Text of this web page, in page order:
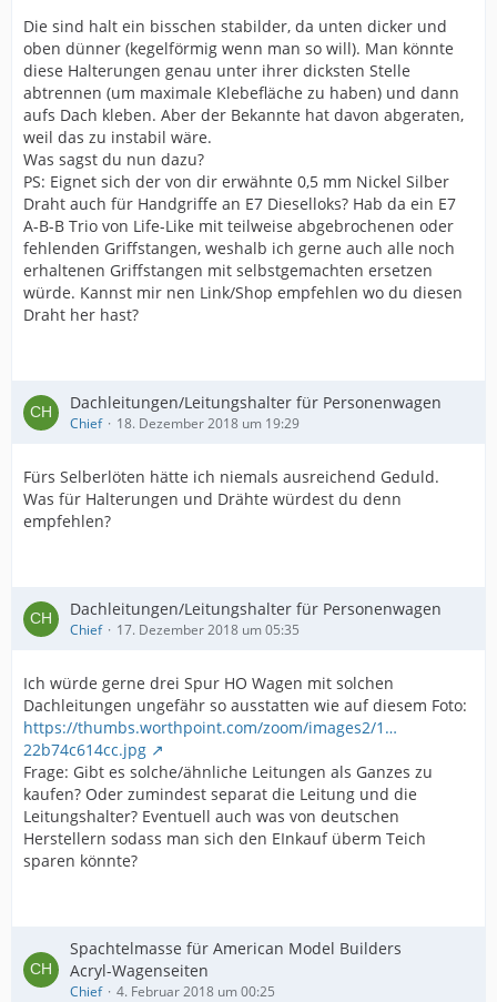
Die sind halt ein bisschen stabilder, da unten dicker und
oben dünner (kegelförmig wenn man so will). Man könnte
diese Halterungen genau unter ihrer dicksten Stelle
abtrennen (um maximale Klebefläche zu haben) und dann
aufs Dach kleben. Aber der Bekannte hat davon abgeraten,
weil das zu instabil wäre.
Was sagst du nun dazu?
PS: Eignet sich der von dir erwähnte 0,5 mm Nickel Silber
Draht auch für Handgriffe an E7 Dieselloks? Hab da ein E7
A-B-B Trio von Life-Like mit teilweise abgebrochenen oder
fehlenden Griffstangen, weshalb ich gerne auch alle noch
erhaltenen Griffstangen mit selbstgemachten ersetzen
würde. Kannst mir nen Link/Shop empfehlen wo du diesen
Draht her hast?
Dachleitungen/Leitungshalter für Personenwagen
Chief 18. Dezember 2018 um 19:29
Fürs Selberlöten hätte ich niemals ausreichend Geduld.
Was für Halterungen und Drähte würdest du denn
empfehlen?
Dachleitungen/Leitungshalter für Personenwagen
Chief 17. Dezember 2018 um 05:35
Ich würde gerne drei Spur HO Wagen mit solchen
Dachleitungen ungefähr so ausstatten wie auf diesem Foto:
https://thumbs.worthpoint.com/zoom/images2/1…
22b74c614cc.jpg
Frage: Gibt es solche/ähnliche Leitungen als Ganzes zu
kaufen? Oder zumindest separat die Leitung und die
Leitungshalter? Eventuell auch was von deutschen
Herstellern sodass man sich den EInkauf überm Teich
sparen könnte?
Spachtelmasse für American Model Builders
Acryl-Wagenseiten
Chief 4. Februar 2018 um 00:25